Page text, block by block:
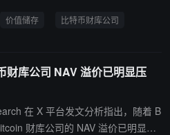
为 600 亿美元），其中企业财库是
产品筹集 75 亿美元，用于收购约 1
元比特币头寸，可覆盖 STRC 每
资金流
产（RWA）代币化相关基础设施，
价值储存 比特币财库公司
库公司 NAV 溢价已明显压
在 X 平台发文分析指出，随着 B
财库公司的 NAV 溢价已明显压